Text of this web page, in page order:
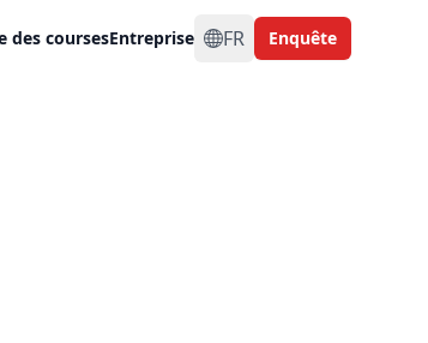
des coursesEntreprise FR Enquête